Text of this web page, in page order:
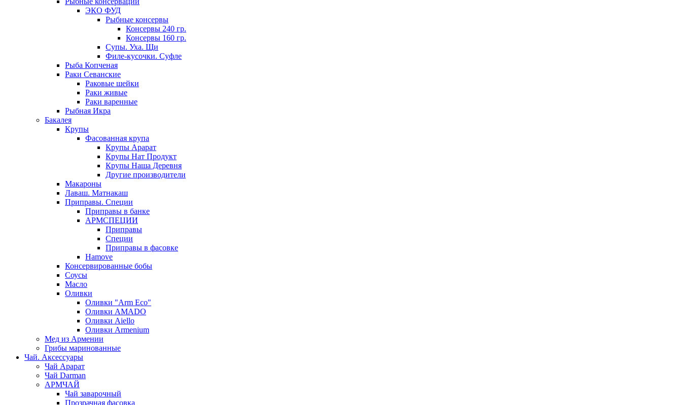
ЭКО ФУД
Рыбные консервы
Консервы 240 гр.
Консервы 160 гр.
Супы. Уха. Щи
Филе-кусочки. Суфле
Рыба Копченая
Раки Севанские
Раковые шейки
Раки живые
Раки варенные
Рыбная Икра
Бакалея
Крупы
Фасованная крупа
Крупы Арарат
Крупы Нат Продукт
Крупы Наша Деревня
Другие производители
Макароны
Лаваш. Матнакаш
Приправы. Специи
Приправы в банке
АРМСПЕЦИИ
Приправы
Специи
Приправы в фасовке
Hamove
Консервированные бобы
Соусы
Масло
Оливки
Оливки "Arm Eco"
Оливки AMADO
Оливки Aiello
Оливки Armenium
Мед из Армении
Грибы маринованные
Чай. Аксессуары
Чай Арарат
Чай Darman
АРМЧАЙ
Чай заварочный
Прозрачная фасовка